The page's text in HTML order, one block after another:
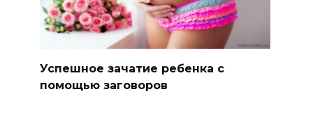
Успешное зачатие ребенка с
помощью заговоров